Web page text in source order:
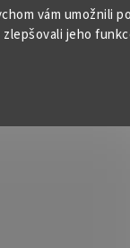
vám umožnili
jeho